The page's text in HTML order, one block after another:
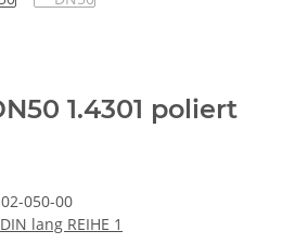
1.4301 poliert
050-00
lang REIHE 1